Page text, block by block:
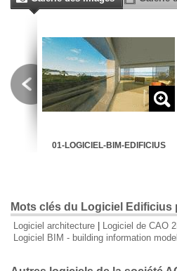
01-LOGICIEL-BIM-EDIFICIUS
Mots clés du Logiciel
Logiciel architecture Logiciel de CAO
Logiciel BIM - building information